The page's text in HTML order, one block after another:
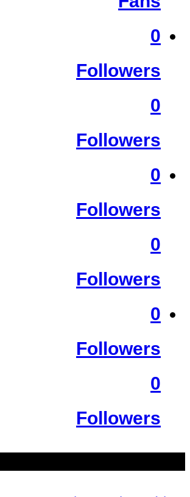
0
Followers
0
Followers
0
Followers
0
Followers
0
Followers
0
Followers